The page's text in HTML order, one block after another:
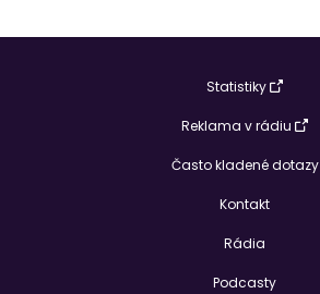
Statistiky
Reklama v rádiu
Často kladené dotazy
Kontakt
Rádia
Podcasty